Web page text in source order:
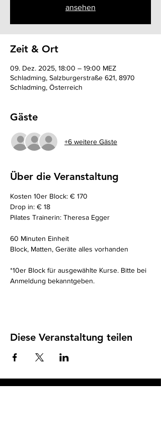
ansehen
Zeit & Ort
09. Dez. 2025, 18:00 – 19:00 MEZ
Schladming, Salzburgerstraße 621, 8970
Schladming, Österreich
Gäste
+6 weitere Gäste
Über die Veranstaltung
Kosten 10er Block: € 170
Drop in: € 18
Pilates Trainerin: Theresa Egger
60 Minuten Einheit
Block, Matten, Geräte alles vorhanden
*10er Block für ausgewählte Kurse. Bitte bei
Anmeldung bekanntgeben.
Diese Veranstaltung teilen